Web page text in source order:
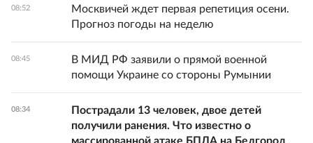
08:52
Москвичей ждет первая репетиция осени.
Прогноз погоды на неделю
08:45
В МИД РФ заявили о прямой военной
помощи Украине со стороны Румынии
08:34
Пострадали 13 человек, двое детей
получили ранения. Что известно о